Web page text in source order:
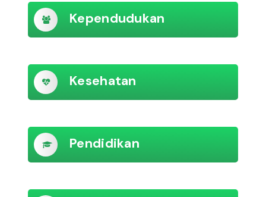
Kependudukan
Kesehatan
Pendidikan